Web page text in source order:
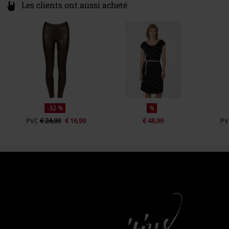
Les clients ont aussi acheté
-32 %
PVC€ 24,99 € 16,99
%
€ 48,99